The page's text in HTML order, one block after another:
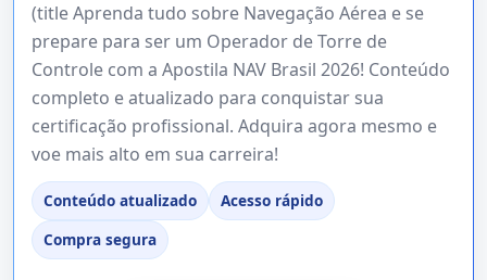
(title Aprenda tudo sobre Navegação Aérea e se
prepare para ser um Operador de Torre de
Controle com a Apostila NAV Brasil 2026! Conteúdo
completo e atualizado para conquistar sua
certificação profissional. Adquira agora mesmo e
voe mais alto em sua carreira!
Conteúdo atualizado
Acesso rápido
Compra segura